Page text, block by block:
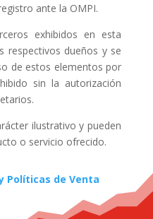
ante la OMPI.
exhibidos en esta
respectivos dueños y se
de estos elementos por
sin la autorización
ilustrativo y pueden
o servicio ofrecido.
Políticas de Venta